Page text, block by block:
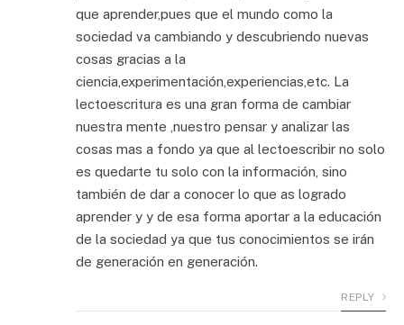
que aprender,pues que el mundo como la
sociedad va cambiando y descubriendo nuevas
cosas gracias a la
ciencia,experimentación,experiencias,etc. La
lectoescritura es una gran forma de cambiar
nuestra mente ,nuestro pensar y analizar las
cosas mas a fondo ya que al lectoescribir no solo
es quedarte tu solo con la información, sino
también de dar a conocer lo que as logrado
aprender y y de esa forma aportar a la educación
de la sociedad ya que tus conocimientos se irán
de generación en generación.
REPLY